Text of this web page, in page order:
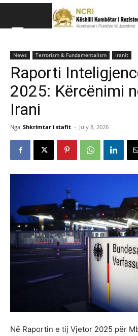
Këshillit Kombëtar të
News Terrorism & Fundamentalism Iranit
Raporti
2025: Kërcënimi
Irani
Nga Shkrimtar i stafit - July 8, 2026
Në Raportin e tij Vjetor 2025 për